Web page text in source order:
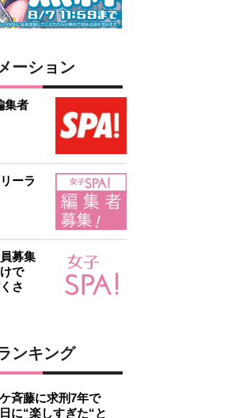
ーション
集者
ーラ
募集
で
さ
ンキング
斉藤に求刑7年で
に“楽しすぎた“と